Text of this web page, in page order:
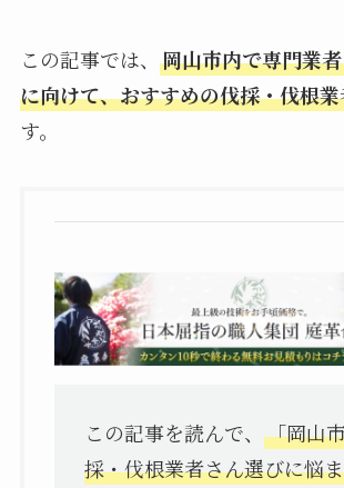
この記事では、 岡山市内で専門業
に向けて、おすすめの伐採・伐根
す。
この記事を読んで、 「岡山
採・伐根業者さん選びに悩